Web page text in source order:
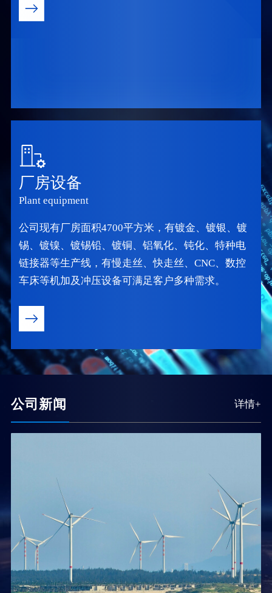
厂房设备
Plant equipment
公司现有厂房面积4700平方米，有镀金、镀银、镀
锡、镀镍、镀锡铅、镀铜、铝氧化、钝化、特种电
链接器等生产线，有慢走丝、快走丝、CNC、数控
车床等机加及冲压设备可满足客户多种需求。
公司新闻 详情+